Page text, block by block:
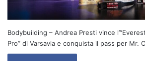
Bodybuilding – Andrea Presti vince
Pro” di Varsavia e conquista il pass per Mr.